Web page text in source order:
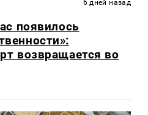
6 дней назад
появилось
возвращается во